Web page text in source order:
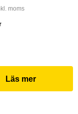
moms
Läs mer